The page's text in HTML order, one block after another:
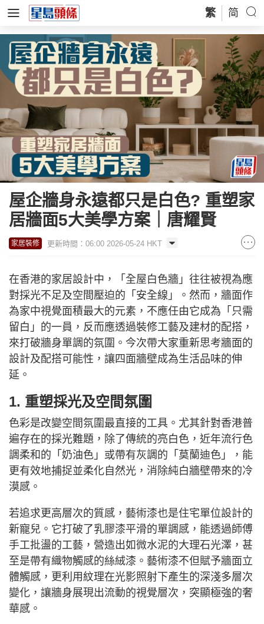
繁 简
屋企牆身永遠都只是白色? 重塑家
居牆面5大美學方案｜唐耀賢
家居裝修 更新時間：06:00 2026-05-24 HKT
在香港的家居設計中，「全屋白色牆」往往被視為應
對採光不足及空間壓迫的「安全線」。然而，牆面作
為家中視覺面積最大的元素，不應任由它成為「只需
留白」的一員，反而應透過裝修工藝及建材的配搭，
來打破牆身單調的氛圍。今次帶大家重新思考牆面的
設計及配搭可能性，讓四面牆壁成為生活品味的伸
延。
1. 重塑採光及空間氛圍
色彩是改變空間氛圍最直接的工具。尤其針對香港普
遍存在的採光難題，除了傳統的亮白色，近年流行色
調柔和的「奶油色」或帶有灰調的「莫蘭迪色」，能
更有效地捕捉並柔化自然光，消除純白牆壁帶來的冷
漠感。
若追求更高層次的質感，藝術漆也是住宅單位設計的
新寵兒。它打破了乳膠漆平滑的單調感，能透過師傅
手工批盪的工藝，營造出如微水泥的大理石光澤，甚
至是帶有織物觸感的絲絨漆。藝術漆不但賦予牆面立
體觸感，更利用紋理在光影照射下產生的深淺多層次
變化，讓牆身展現出流動的視覺層次，突顯極強的奢
華感。